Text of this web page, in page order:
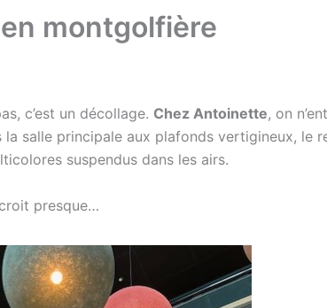
montgolfière
c’est un décollage. Chez Antoinette, on
la salle principale aux plafonds vertigineux, le
suspendus dans les airs.
presque…